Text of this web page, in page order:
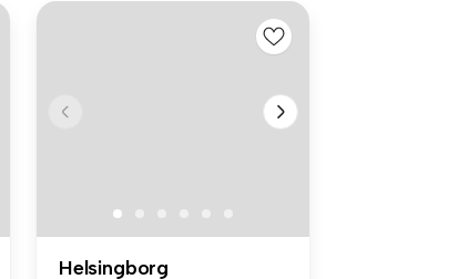
Helsingborg